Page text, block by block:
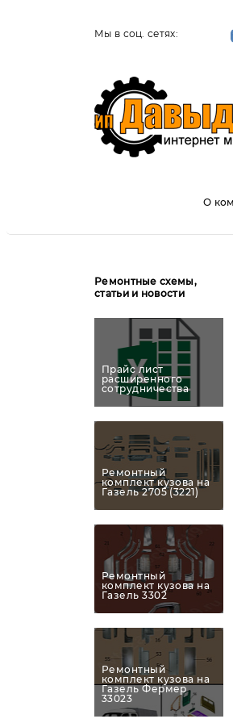
Мы в соц. сетях:
О
Ремонтные схемы,
статьи и новости
Прайс лист
расширенного
сотрудничества
Ремонтный
комплект кузова на
Газель 2705 (3221)
Ремонтный
комплект кузова на
Газель 3302
Ремонтный
комплект кузова на
Газель Фермер
33023